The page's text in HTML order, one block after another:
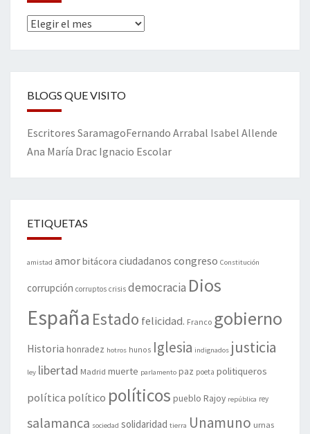
Archivos
BLOGS QUE VISITO
Escritores SaramagoFernando Arrabal Isabel Allende
Ana María Drac Ignacio Escolar
ETIQUETAS
amistad amorbitácora ciudadanos congreso Constitución
corrupción corruptos crisis democracia Dios
España Estado felicidad. Franco gobierno
Historia honradez hotros hunos Iglesia indignados justicia
ley libertad Madrid muerte parlamento paz poeta politiqueros
política político políticos pueblo Rajoy república rey
salamanca sociedad solidaridad tierra Unamuno urnas